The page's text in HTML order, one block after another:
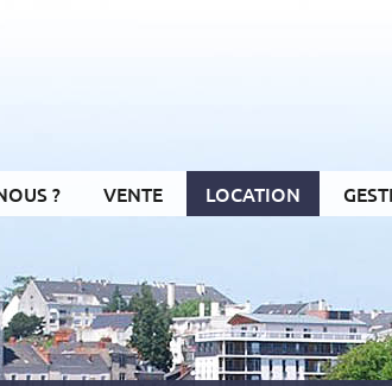
? VENTE LOCATION